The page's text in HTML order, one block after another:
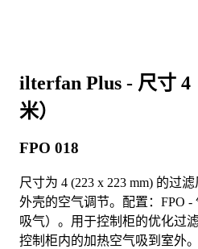
ilterfan Plus - 尺寸 4
米）
FPO 018
尺寸为 4 (223 x 223 mm) 的过
外壳的空气调节。配置：FPO -
吸气）。用于控制柜的优化过
控制柜内的加热空气吸到室外